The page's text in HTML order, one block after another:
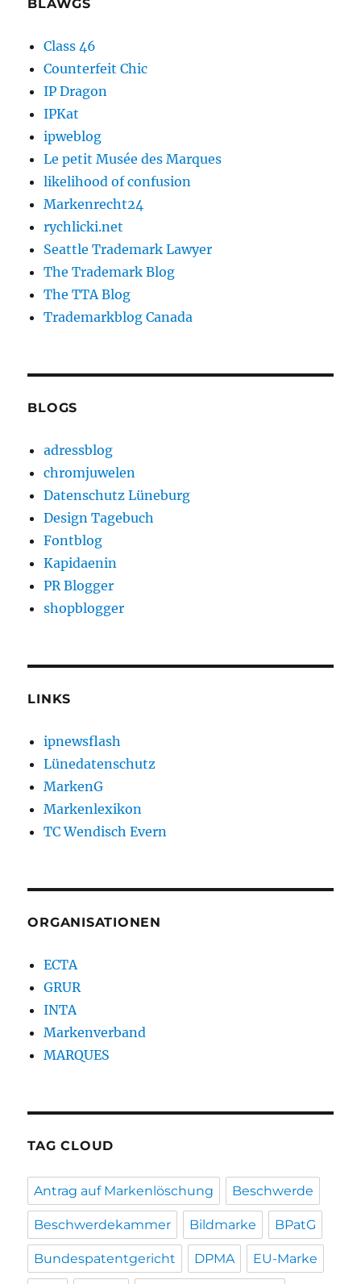
BLAWGS
Class 46
Counterfeit Chic
IP Dragon
IPKat
ipweblog
Le petit Musée des Marques
likelihood of confusion
Markenrecht24
rychlicki.net
Seattle Trademark Lawyer
The Trademark Blog
The TTA Blog
Trademarkblog Canada
BLOGS
adressblog
chromjuwelen
Datenschutz Lüneburg
Design Tagebuch
Fontblog
Kapidaenin
PR Blogger
shopblogger
LINKS
ipnewsflash
Lünedatenschutz
MarkenG
Markenlexikon
TC Wendisch Evern
ORGANISATIONEN
ECTA
GRUR
INTA
Markenverband
MARQUES
TAG CLOUD
Antrag auf Markenlöschung Beschwerde
Beschwerdekammer Bildmarke BPatG
Bundespatentgericht DPMA EU-Marke